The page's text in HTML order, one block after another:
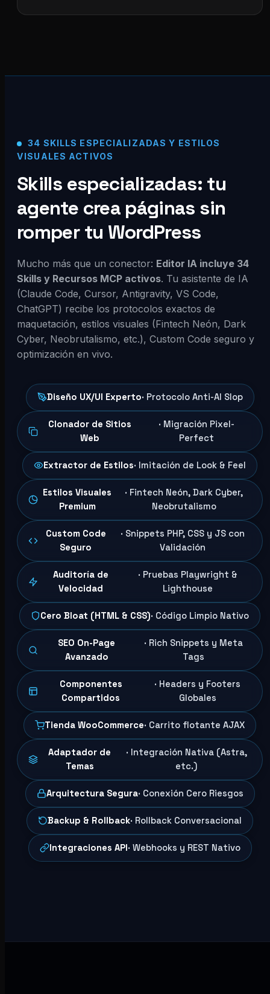
34 SKILLS ESPECIALIZADAS Y ESTILOS
VISUALES ACTIVOS
Skills especializadas: tu
agente crea páginas sin
romper tu WordPress
Mucho más que un conector: Editor IA incluye 34
Skills y Recursos MCP activos. Tu asistente de IA
(Claude Code, Cursor, Antigravity, VS Code,
ChatGPT) recibe los protocolos exactos de
maquetación, estilos visuales (Fintech Neón, Dark
Cyber, Neobrutalismo, etc.), Custom Code seguro y
optimización en vivo.
Diseño UX/UI Experto· Protocolo Anti-AI Slop
Clonador de Sitios
Web
· Migración Pixel-
Perfect
Extractor de Estilos· Imitación de Look & Feel
Estilos Visuales
Premium
· Fintech Neón, Dark Cyber,
Neobrutalismo
Custom Code
Seguro
· Snippets PHP, CSS y JS con
Validación
Auditoría de
Velocidad
· Pruebas Playwright &
Lighthouse
Cero Bloat (HTML & CSS)· Código Limpio Nativo
SEO On-Page
Avanzado
· Rich Snippets y Meta
Tags
Componentes
Compartidos
· Headers y Footers
Globales
Tienda WooCommerce· Carrito flotante AJAX
Adaptador de
Temas
· Integración Nativa (Astra,
etc.)
Arquitectura Segura· Conexión Cero Riesgos
Backup & Rollback· Rollback Conversacional
Integraciones API· Webhooks y REST Nativo